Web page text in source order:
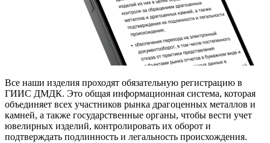
Все наши изделия проходят обязательную регистрацию в
ГИИС ДМДК. Это общая информационная система, которая
объединяет всех участников рынка драгоценных металлов и
камней, а также государственные органы, чтобы вести учет
ювелирных изделий, контролировать их оборот и
подтверждать подлинность и легальность происхождения.